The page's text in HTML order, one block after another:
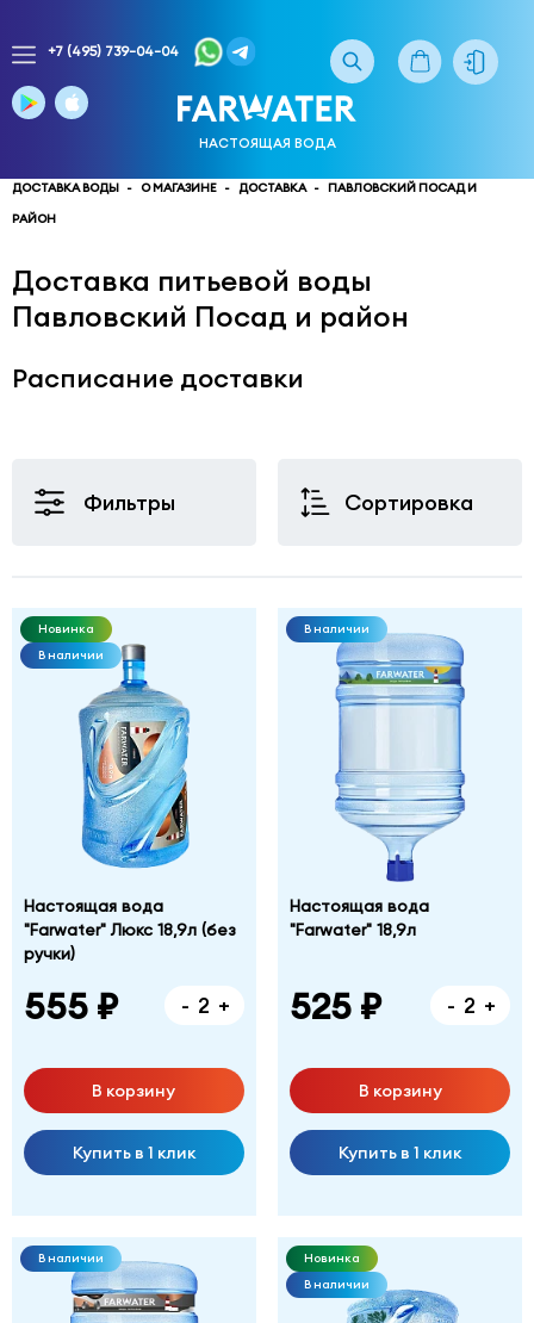
доставки
воды
многоканальный
service@truewater.ru
141033Московская
областьМытищинский
г.
Пироговскийулица
1,
корпус
+7 (495) 739-04-04
НАСТОЯЩАЯ ВОДА
ДОСТАВКА ВОДЫ О МАГАЗИНЕ ДОСТАВКА
ПАВЛОВСКИЙ ПОСАД И
РАЙОН
Доставка питьевой воды
Павловский Посад и район
Расписание доставки
Фильтры Сортировка
Новинка
В наличии
Настоящая вода
"Farwater" Люкс 18,9л (без
ручки)
555 ₽ - +
В корзину
Купить в 1 клик
В наличии
Настоящая вода
"Farwater" 18,9л
525 ₽ - +
В корзину
Купить в 1 клик
В наличии
Новинка
В наличии